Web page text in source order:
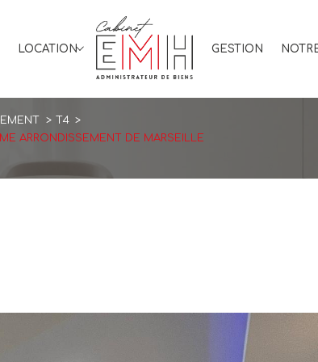
LOCATION
Immo professionnel
GESTION
T4
ARRONDISSEMENT DE MARSEILLE